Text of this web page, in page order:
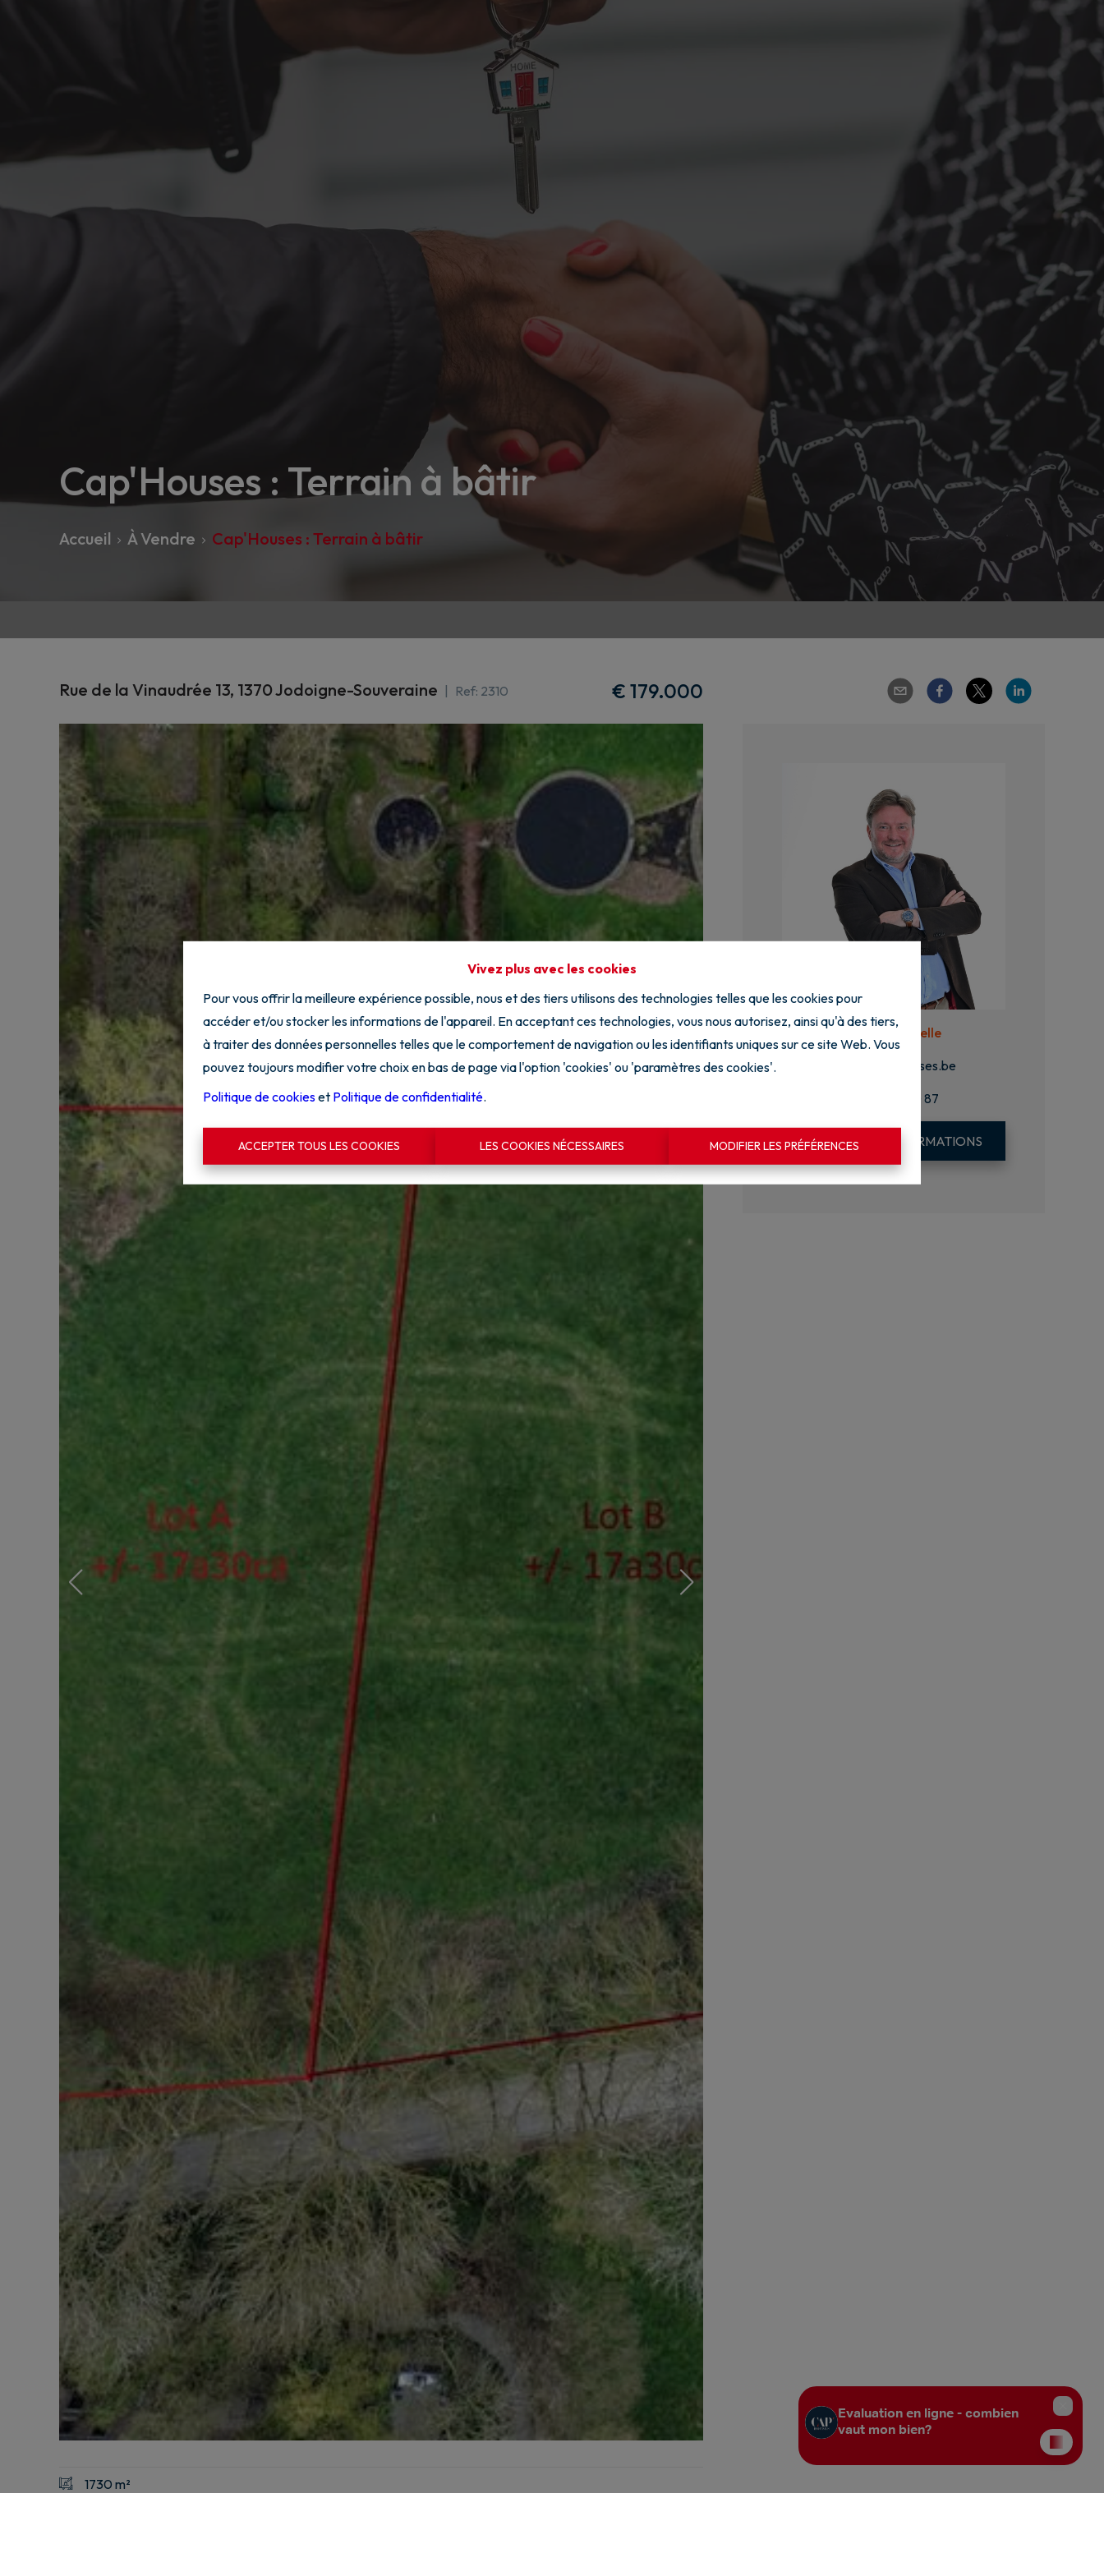
Vivez plus avec les cookies
Pour vous offrir la meilleure expérience possible, nous et des tiers utilisons des technologies telles que les cookies pour
accéder et/ou stocker les informations de l'appareil. En acceptant ces technologies, vous nous autorisez, ainsi qu'à des tiers,
à traiter des données personnelles telles que le comportement de navigation ou les identifiants uniques sur ce site Web. Vous
pouvez toujours modifier votre choix en bas de page via l'option 'cookies' ou 'paramètres des cookies'.
Politique de cookieset Politique de confidentialité.
ACCEPTER TOUS LES COOKIES LES COOKIES NÉCESSAIRES MODIFIER LES PRÉFÉRENCES
Cap'Houses : Terrain à bâtir
Accueil À Vendre Cap'Houses : Terrain à bâtir
Rue de la Vinaudrée 13, 1370 Jodoigne-Souveraine Ref: 2310 € 179.000
1730 m²
Benoit Cappelle
benoit@caphouses.be
+32 10 87 20 87
DEMANDE D'INFORMATIONS